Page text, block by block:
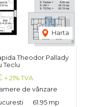
Harta
Theodor Pallady
Teclu
+ 21% TVA
de vânzare
61.95 mp